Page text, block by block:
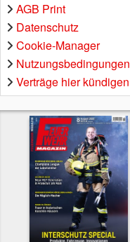
AGB Print
Datenschutz
Cookie-Manager
Nutzungsbedingungen
Verträge hier kündigen